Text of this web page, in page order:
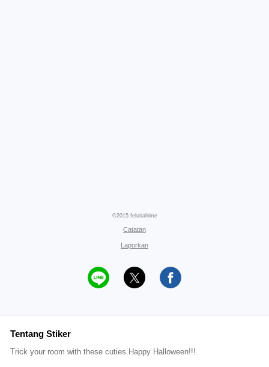
©2015 felutiahime
Catatan
Laporkan
Tentang Stiker
Trick your room with these cuties.Happy Halloween!!!